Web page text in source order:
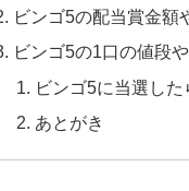
ビンゴ5の配当賞金額
ビンゴ5の1口の値段
ビンゴ5に当選した
あとがき